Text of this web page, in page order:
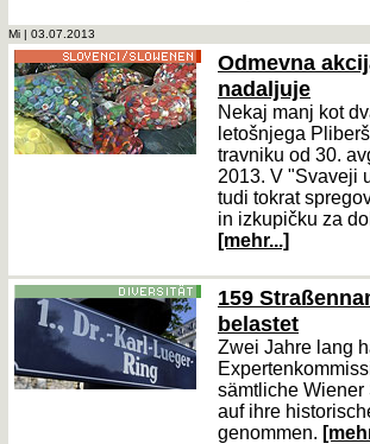
Mi | 03.07.2013
Odmevna
nadaljuje
Nekaj manj kot
letošnjega
travniku od 30.
2013. V "Svaveji
tudi tokrat
in izkupičku za
[mehr...]
159
belastet
Zwei Jahre lang
sämtliche
auf ihre
genommen.